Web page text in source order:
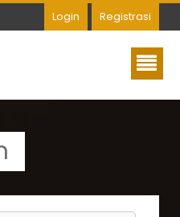
Umrah
Login Registrasi